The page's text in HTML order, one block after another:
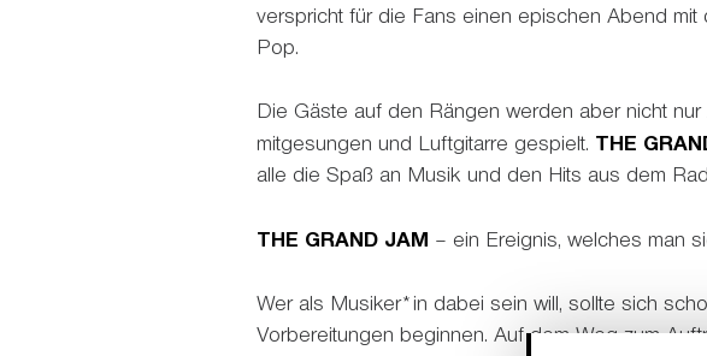
verspricht für die Fans einen epischen Abend
Pop.
Die Gäste auf den Rängen werden aber nicht
mitgesungen und Luftgitarre gespielt. THE
alle die Spaß an Musik und den Hits aus dem
THE GRAND JAM – ein Ereignis, welches man
Wer als Musiker*in dabei sein will, sollte sich
Vorbereitungen beginnen. Auf dem Weg zum